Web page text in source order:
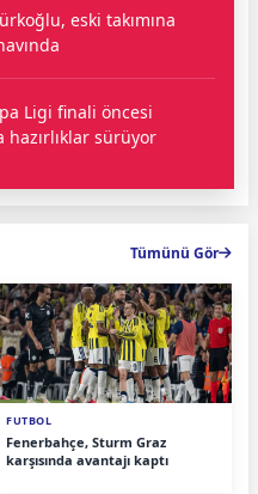
eski takımına
Ligi finali öncesi
hazırlıklar sürüyor
Tümünü Gör
FUTBOL
Fenerbahçe, Sturm Graz
karşısında avantajı kaptı